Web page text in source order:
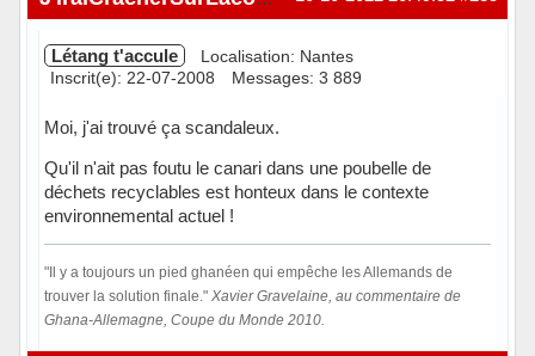
Létang t'accule
Localisation: Nantes
Inscrit(e): 22-07-2008
Messages: 3 889
Moi, j'ai trouvé ça scandaleux.
Qu'il n'ait pas foutu le canari dans une poubelle de
déchets recyclables est honteux dans le contexte
environnemental actuel !
"Il y a toujours un pied ghanéen qui empêche les Allemands de
trouver la solution finale." Xavier Gravelaine, au commentaire de
Ghana-Allemagne, Coupe du Monde 2010.